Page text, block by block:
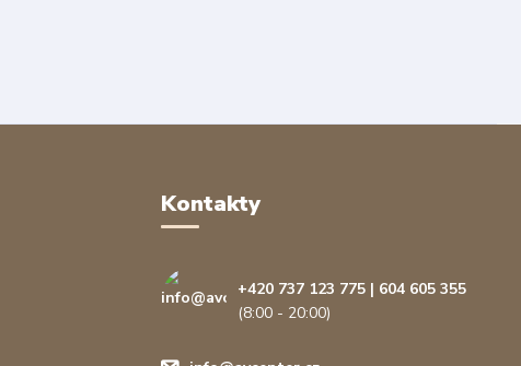
Kontakty
+420 737 123 775 | 604 605 355
(8:00 - 20:00)